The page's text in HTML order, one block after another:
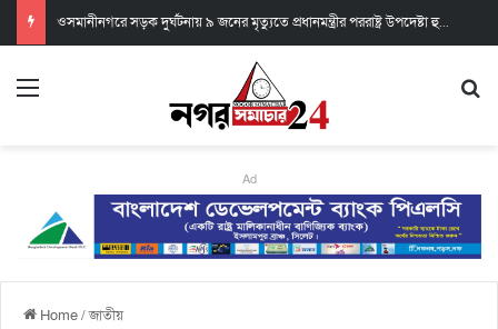
ওসমানীনগরে সড়ক দুর্ঘটনায় ৯ জনের মৃত্যুতে প্রধানমন্ত্রীর পররাষ্ট্র উপদেষ্টা হুমায়ুন কবিরের শোক
Ad
Home/জাতীয়